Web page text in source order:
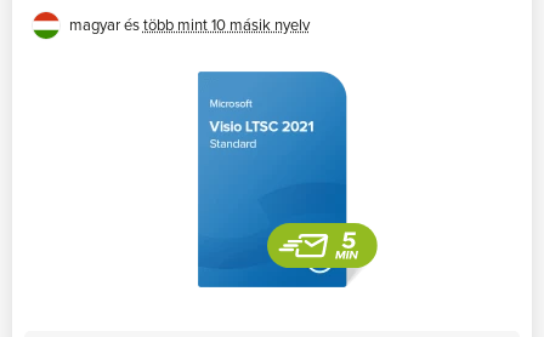
magyar éstöbb mint 10 másik nyelv